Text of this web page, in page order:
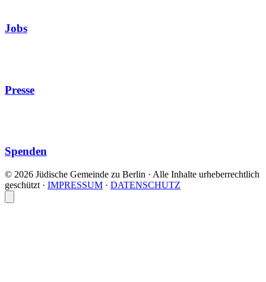
Jobs
Presse
Spenden
© 2026 Jüdische Gemeinde zu Berlin · Alle Inhalte urheberrechtlich
geschützt · IMPRESSUM · DATENSCHUTZ